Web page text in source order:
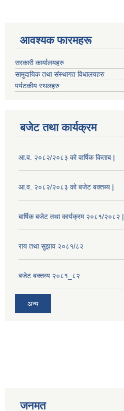
आवश्यक फारमहरू
सरकारी कार्यालयहरु
सामुदायिक तथा संस्थागत विधालयहरु
पर्यटकीय स्थलहरु
बजेट तथा कार्यक्रम
आ.व. २०८२/२०८३ को वार्षिक किताब |
आ.व. २०८२/२०८३ को बजेट बक्तब्य |
बार्षिक बजेट तथा कार्यक्रम २०८१/२०८२ |
राय तथा सुझाव २०८१/८२
बजेट बक्तव्य २०८१_८२
अन्य
जनमत